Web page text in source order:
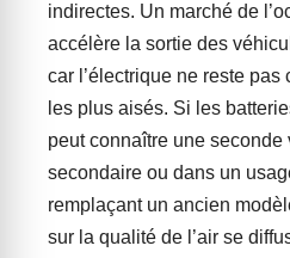
indirectes. Un marché de
accélère la sortie des
car l’électrique ne reste
les plus aisés. Si les
peut connaître une
secondaire ou dans un
remplaçant un ancien
sur la qualité de l’air se